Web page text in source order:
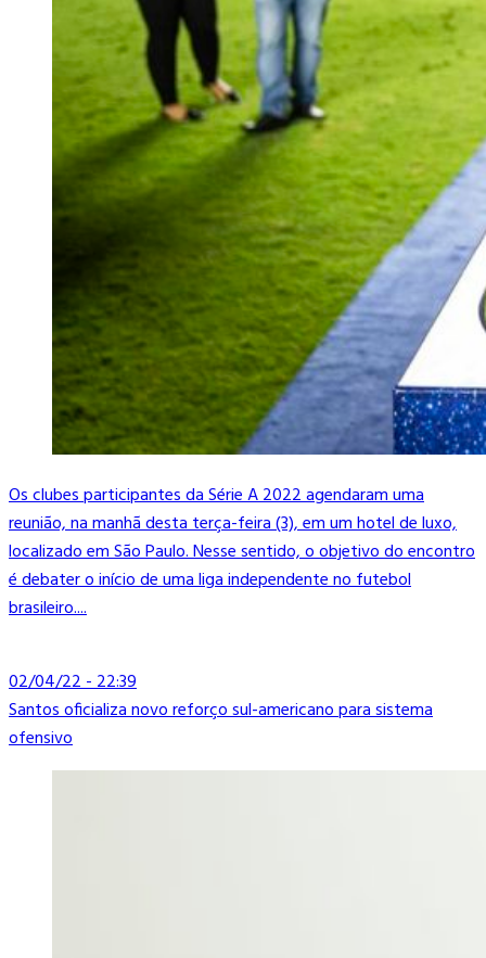
Os clubes participantes da Série A 2022 agendaram uma
reunião, na manhã desta terça-feira (3), em um hotel de luxo,
localizado em São Paulo. Nesse sentido, o objetivo do encontro
é debater o início de uma liga independente no futebol
brasileiro....
02/04/22 - 22:39
Santos oficializa novo reforço sul-americano para sistema
ofensivo